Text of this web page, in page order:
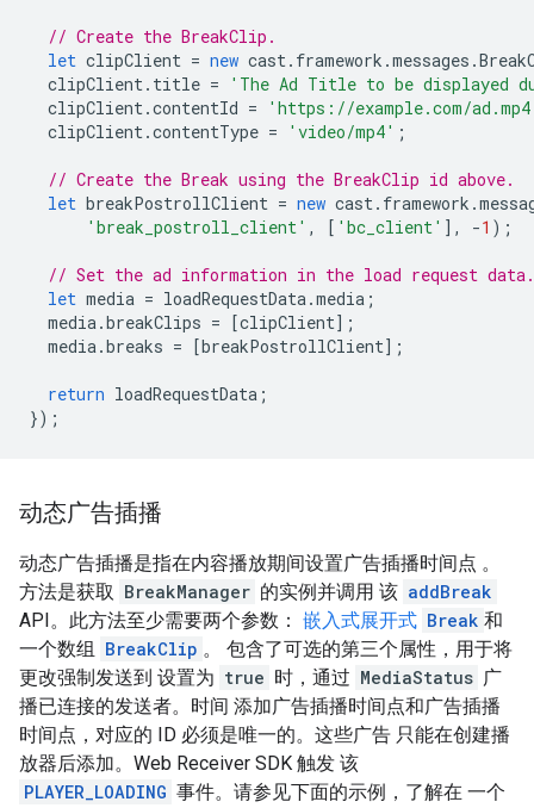
// Create the BreakClip.
let clipClient = new cast. framework .messages .
clipClient. title =
'The Ad Title to be displayed
clipClient.contentId =
'https://example.com/
clipClient.contentType = 'video/mp4' ;
// Create the Break using the BreakClip id above.
let breakPostrollClient = new cast. framework .
'break_postroll_client' , [ 'bc_client' ], -1 );
// Set the ad information in the load request data.
let media = loadRequestData.media ;
media.breakClips = [clipClient];
media.breaks = [breakPostrollClient];
return loadRequestData ;
});
动态广告插播
动态广告插播是指在内容播放期间设置广告插播时间点 。
方法是获取 BreakManager 的实例并调用 该 addBreak
API。此方法至少需要两个参数： 嵌入式展开式 Break 和
一个数组 BreakClip 。 包含了可选的第三个属性，用于将
更改强制发送到 设置为 true 时，通过 MediaStatus 广
播已连接的发送者。时间 添加广告插播时间点和广告插播
时间点，对应的 ID 必须是唯一的。这些广告 只能在创建播
放器后添加。Web Receiver SDK 触发 该
PLAYER_LOADING 事件。请参见下面的示例，了解在 一个